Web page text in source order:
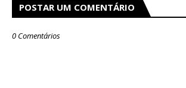
POSTAR UM COMENTÁRIO
0 Comentários